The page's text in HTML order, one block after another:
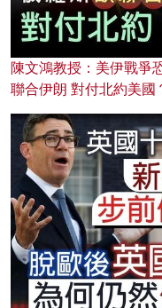
陳文鴻教授：美伊戰爭
聯合伊朗 對付北約美國